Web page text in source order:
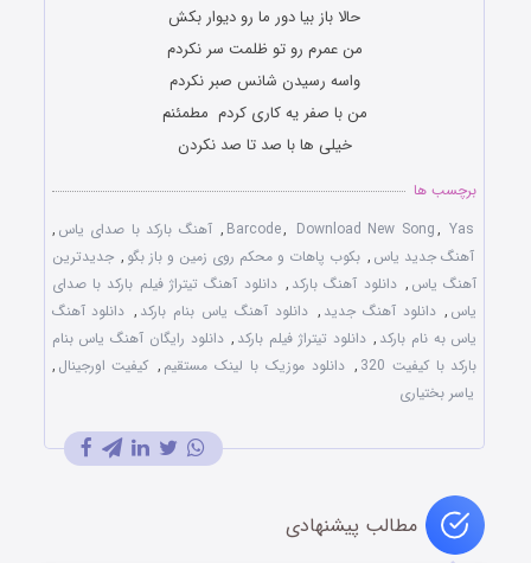
حالا باز بیا دور ما رو دیوار بکش
من عمرم رو تو ظلمت سر نکردم
واسه رسیدن شانس صبر نکردم
من با صفر یه کاری کردم مطمئنم
خیلی ها با صد تا صد نکردن
برچسب ها
Barcode, Download New Song, Yas
, آهنگ بارکد با صدای یاس ,
آهنگ جدید یاس , بکوب پاهات و محکم روی زمین و باز بگو , جدیدترین
آهنگ یاس , دانلود آهنگ بارکد , دانلود آهنگ تیتراژ فیلم بارکد با صدای
یاس , دانلود آهنگ جدید , دانلود آهنگ یاس بنام بارکد , دانلود آهنگ
یاس به نام بارکد , دانلود تیتراژ فیلم بارکد , دانلود رایگان آهنگ یاس بنام
بارکد با کیفیت 320
, دانلود موزیک با لینک مستقیم , کیفیت اورجینال ,
یاسر بختیاری
مطالب پیشنهادی